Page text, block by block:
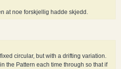
at noe forskjellig hadde skjedd.
circular, but with a drifting variation.
in the Pattern each time through so that if